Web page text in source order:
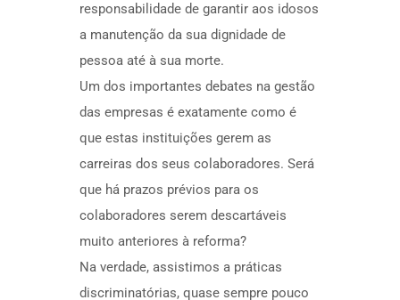
responsabilidade de garantir aos idosos
a manutenção da sua dignidade de
pessoa até à sua morte.
Um dos importantes debates na gestão
das empresas é exatamente como é
que estas instituições gerem as
carreiras dos seus colaboradores. Será
que há prazos prévios para os
colaboradores serem descartáveis
muito anteriores à reforma?
Na verdade, assistimos a práticas
discriminatórias, quase sempre pouco